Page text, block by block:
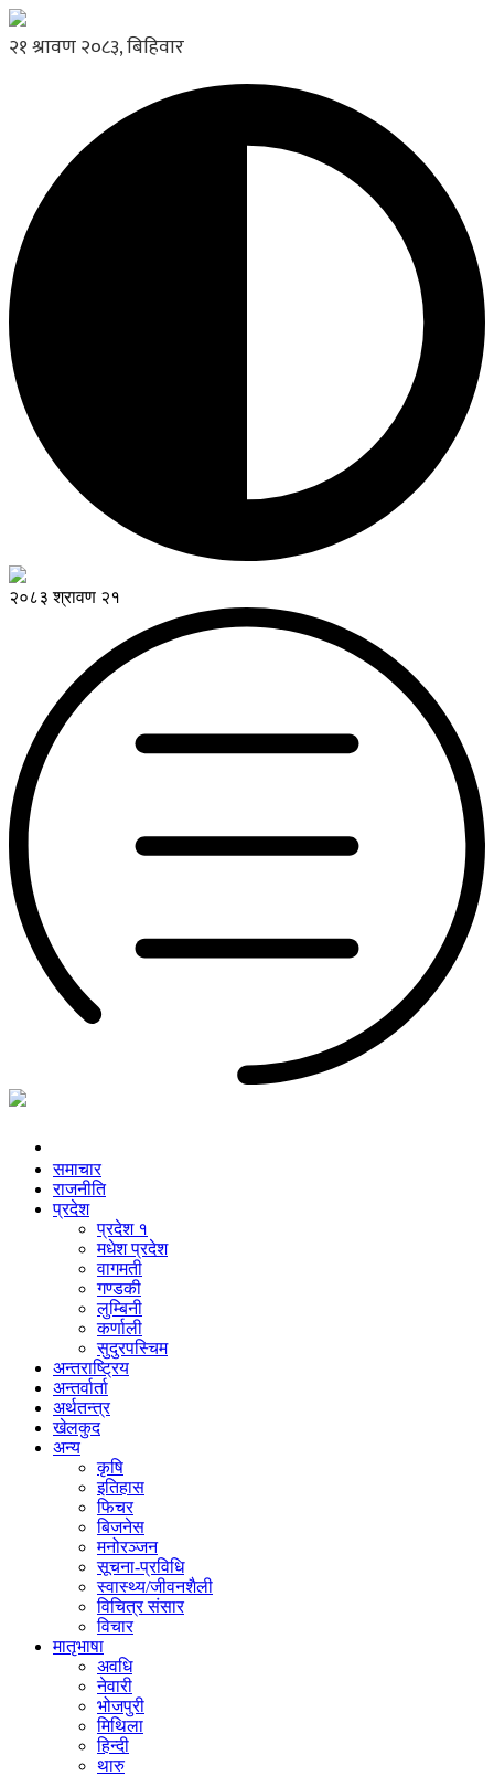
२०८३ श्रावण २१
समाचार
राजनीति
प्रदेश
प्रदेश १
मधेश प्रदेश
वागमती
गण्डकी
लुम्बिनी
कर्णाली
सुदुरपस्चिम
अन्तराष्ट्रिय
अन्तर्वार्ता
अर्थतन्त्र
खेलकुद
अन्य
कृषि
इतिहास
फिचर
बिजनेस
मनोरञ्जन
सूचना-प्रविधि
स्वास्थ्य/जीवनशैली
विचित्र संसार
विचार
मातृभाषा
अवधि
नेवारी
भोजपुरी
मिथिला
हिन्दी
थारु